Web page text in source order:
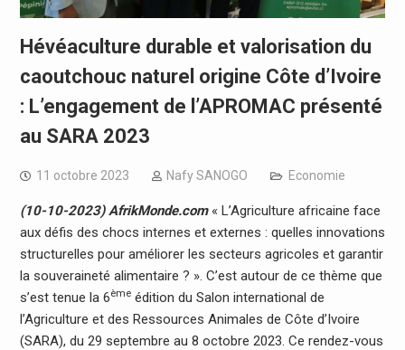
Hévéaculture durable et valorisation du
caoutchouc naturel origine Côte d’Ivoire
: L’engagement de l’APROMAC présenté
au SARA 2023
11 octobre 2023 Nafy SANOGO Economie
(10-10-2023) AfrikMonde.com« L’Agriculture africaine face
aux défis des chocs internes et externes : quelles innovations
structurelles pour améliorer les secteurs agricoles et garantir
la souveraineté alimentaire ? ». C’est autour de ce thème que
s’est tenue la 6èmeédition du Salon international de
l’Agriculture et des Ressources Animales de Côte d’Ivoire
(SARA), du 29 septembre au 8 octobre 2023. Ce rendez-vous